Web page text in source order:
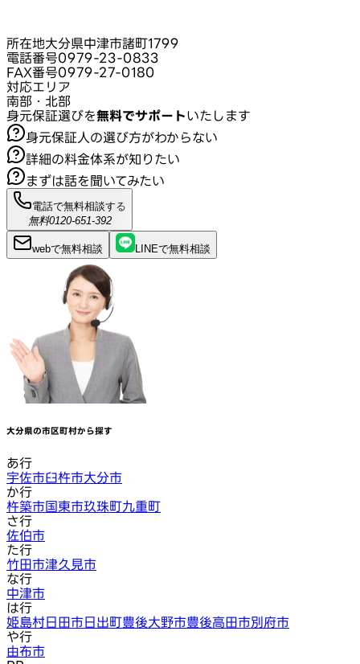
所在地大分県中津市諸町1799
電話番号0979-23-0833
FAX番号0979-27-0180
対応エリア
南部・北部
身元保証選びを無料でサポートいたします
身元保証人の選び方がわからない
詳細の料金体系が知りたい
まずは話を聞いてみたい
電話で無料相談する
無料0120-651-392
webで無料相談 LINEで無料相談
大分県の市区町村から探す
あ行
宇佐市臼杵市大分市
か行
杵築市国東市玖珠町九重町
さ行
佐伯市
た行
竹田市津久見市
な行
中津市
は行
姫島村日田市日出町豊後大野市豊後高田市別府市
や行
由布市